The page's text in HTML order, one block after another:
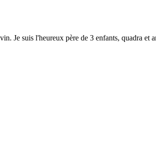
Je suis l'heureux père de 3 enfants, quadra et